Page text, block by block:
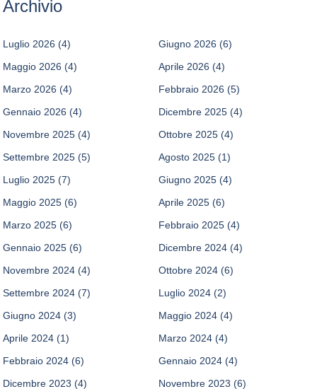
Archivio
Luglio 2026 (4) Giugno 2026 (6)
Maggio 2026 (4) Aprile 2026 (4)
Marzo 2026 (4) Febbraio 2026 (5)
Gennaio 2026 (4) Dicembre 2025 (4)
Novembre 2025 (4) Ottobre 2025 (4)
Settembre 2025 (5) Agosto 2025 (1)
Luglio 2025 (7) Giugno 2025 (4)
Maggio 2025 (6) Aprile 2025 (6)
Marzo 2025 (6) Febbraio 2025 (4)
Gennaio 2025 (6) Dicembre 2024 (4)
Novembre 2024 (4) Ottobre 2024 (6)
Settembre 2024 (7) Luglio 2024 (2)
Giugno 2024 (3) Maggio 2024 (4)
Aprile 2024 (1) Marzo 2024 (4)
Febbraio 2024 (6) Gennaio 2024 (4)
Dicembre 2023 (4) Novembre 2023 (6)